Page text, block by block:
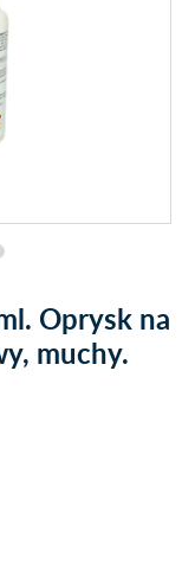
Oprysk na
muchy.